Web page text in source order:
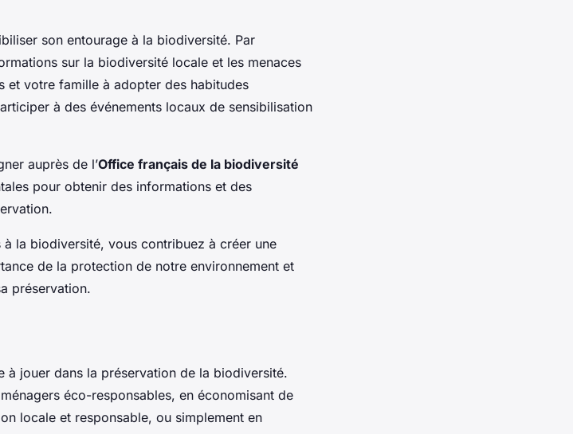
son entourage à la biodiversité. Par
sur la biodiversité locale et les menaces
et votre famille à adopter des habitudes
à des événements locaux de sensibilisation
auprès de l’Office français de la biodiversité
pour obtenir des informations et des
la biodiversité, vous contribuez à créer une
de la protection de notre environnement et
préservation.
à jouer dans la préservation de la biodiversité.
éco-responsables, en économisant de
locale et responsable, ou simplement en